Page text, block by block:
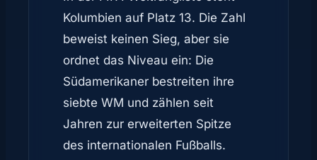
Kolumbien auf Platz 13. Die Zahl
beweist keinen Sieg, aber sie
ordnet das Niveau ein: Die
Südamerikaner bestreiten ihre
siebte WM und zählen seit
Jahren zur erweiterten Spitze
des internationalen Fußballs.